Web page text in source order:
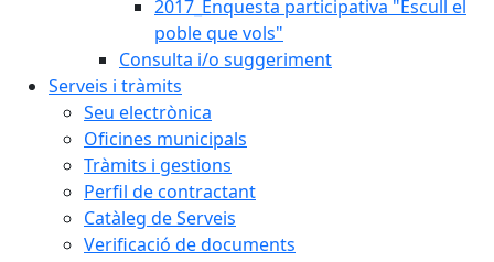
2017_Enquesta participativa "Escull el
poble que vols"
Consulta i/o suggeriment
Serveis i tràmits
Seu electrònica
Oficines municipals
Tràmits i gestions
Perfil de contractant
Catàleg de Serveis
Verificació de documents